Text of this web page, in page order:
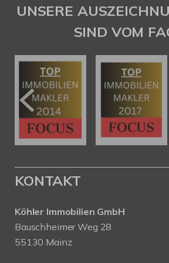
UNSERE
SIND VOM
KONTAKT
Köhler Immobilien GmbH
Bauschheimer Weg 28
55130 Mainz